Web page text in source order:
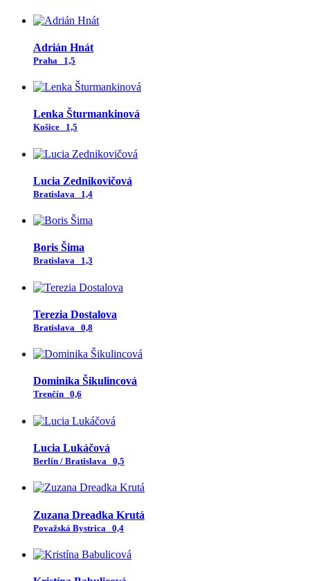
Adrián Hnát
Praha 1,5
Lenka Šturmankinová
Košice 1,5
Lucia Zednikovičová
Bratislava 1,4
Boris Šima
Bratislava 1,3
Terezia Dostalova
Bratislava 0,8
Dominika Šikulincová
Trenčín 0,6
Lucia Lukáčová
Berlín / Bratislava 0,5
Zuzana Dreadka Krutá
Považská Bystrica 0,4